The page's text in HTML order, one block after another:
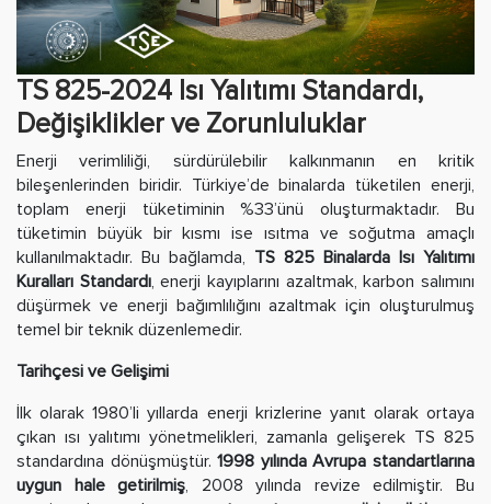
TS 825-2024 Isı Yalıtımı Standardı,
Değişiklikler ve Zorunluluklar
Enerji verimliliği, sürdürülebilir kalkınmanın en kritik
bileşenlerinden biridir. Türkiye’de binalarda tüketilen enerji,
toplam enerji tüketiminin %33’ünü oluşturmaktadır. Bu
tüketimin büyük bir kısmı ise ısıtma ve soğutma amaçlı
kullanılmaktadır. Bu bağlamda, TS 825 Binalarda Isı Yalıtımı
Kuralları Standardı, enerji kayıplarını azaltmak, karbon salımını
düşürmek ve enerji bağımlılığını azaltmak için oluşturulmuş
temel bir teknik düzenlemedir.
Tarihçesi ve Gelişimi
İlk olarak 1980’li yıllarda enerji krizlerine yanıt olarak ortaya
çıkan ısı yalıtımı yönetmelikleri, zamanla gelişerek TS 825
standardına dönüşmüştür.1998 yılında Avrupa standartlarına
uygun hale getirilmiş, 2008 yılında revize edilmiştir. Bu